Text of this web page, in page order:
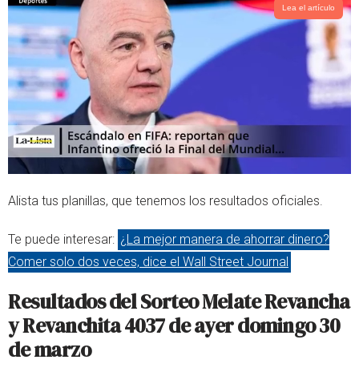
Lea el artículo
Alista tus planillas, que tenemos los resultados oficiales.
Te puede interesar: ¿La mejor manera de ahorrar dinero?
Comer solo dos veces, dice el Wall Street Journal
Resultados del Sorteo Melate Revancha
y Revanchita 4037 de ayer domingo 30
de marzo